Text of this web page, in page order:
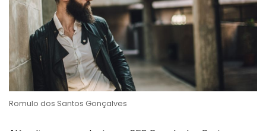
Romulo dos Santos Gonçalves